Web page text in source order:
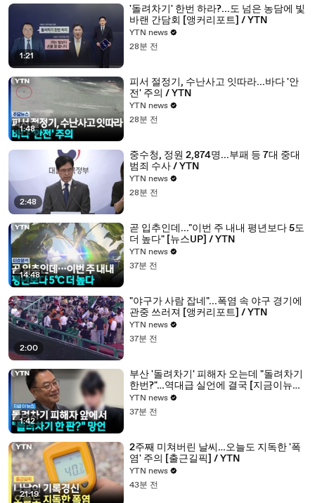
1:21
'돌려차기' 한번 하라?...도 넘은 농담에 빛
바랜 간담회 [앵커리포트] / YTN
YTN news
28분 전
1:48
피서 절정기, 수난사고 잇따라...바다 '안
전' 주의 / YTN
YTN news
28분 전
2:48
중수청, 정원 2,874명...부패 등 7대 중대
범죄 수사 / YTN
YTN news
28분 전
14:48
곧 입추인데..."이번 주 내내 평년보다 5도
더 높다" [뉴스UP] / YTN
YTN news
37분 전
2:00
"야구가 사람 잡네"...폭염 속 야구 경기에
관중 쓰러져 [앵커리포트] / YTN
YTN news
37분 전
1:42
부산 '돌려차기' 피해자 오는데 "돌려차기
한번?"…역대급 실언에 결국 [지금이뉴스]
/ YTN
YTN news
37분 전
21:19
2주째 미쳐버린 날씨…오늘도 지독한 '폭
염' 주의 [출근길픽] / YTN
YTN news
43분 전